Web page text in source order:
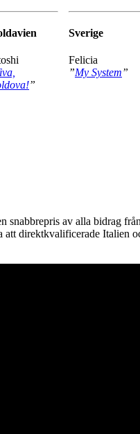
”
Sverige
Felicia
”My System”
snabbrepris av alla bidrag från
att direktkvalificerade Italien